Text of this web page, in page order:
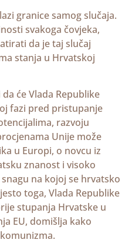
granice samog slučaja.
svakoga čovjeka,
da je taj slučaj
stanja u Hrvatskoj
će Vlada Republike
fazi pred pristupanje
razvoju
Unije može
u Europi, o novcu iz
znanost i visoko
na kojoj se hrvatsko
toga, Vlada Republike
stupanja Hrvatske u
EU, domišlja kako